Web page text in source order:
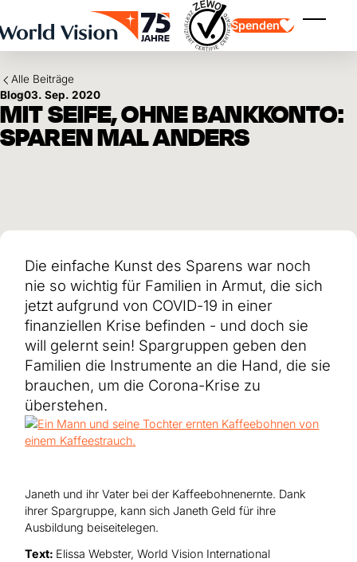
Spenden
Patenschaft für Kinder in Not
Testament und Legat
Philanthropie
Unternehmenskooperationen
Erdbeben Venezuela
Hilfe für Ukraine
Hilfe für Sudan
Hilfe für Afghanistan
Alle Nothilfe-Projekte
Einsatzgebiete
Wirkung und Erfolge
Mittelverwendung
Jahresbericht und Finanzen
Afrika
Asien
Lateinamerika
Naher Osten und Europa
Alle Beiträge
Blog03. Sep. 2020
MIT SEIFE, OHNE BANKKONTO:
SPAREN MAL ANDERS
Die einfache Kunst des Sparens war noch
nie so wichtig für Familien in Armut, die sich
jetzt aufgrund von COVID-19 in einer
finanziellen Krise befinden - und doch sie
will gelernt sein! Spargruppen geben den
Familien die Instrumente an die Hand, die sie
brauchen, um die Corona-Krise zu
überstehen.
Janeth und ihr Vater bei der Kaffeebohnenernte. Dank
ihrer Spargruppe, kann sich Janeth Geld für ihre
Ausbildung beiseitelegen.
Text: Elissa Webster, World Vision International